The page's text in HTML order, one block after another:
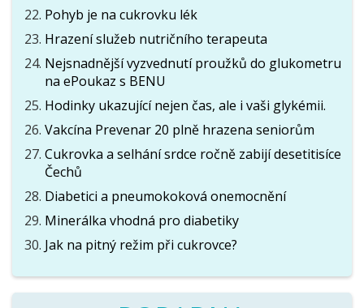
Pohyb je na cukrovku lék
Hrazení služeb nutričního terapeuta
Nejsnadnější vyzvednutí proužků do glukometru
na ePoukaz s BENU
Hodinky ukazující nejen čas, ale i vaši glykémii.
Vakcína Prevenar 20 plně hrazena seniorům
Cukrovka a selhání srdce ročně zabijí desetitisíce
Čechů
Diabetici a pneumokoková onemocnění
Minerálka vhodná pro diabetiky
Jak na pitný režim při cukrovce?